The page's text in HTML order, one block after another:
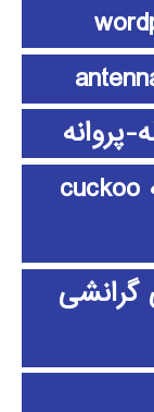
پروانه
الگوریتم جستجوی فاخته cuckoo